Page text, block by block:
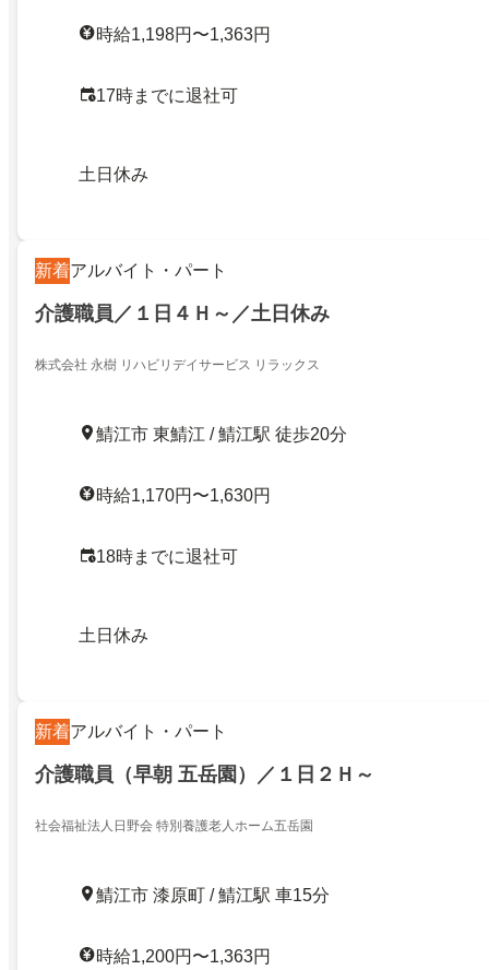
時給1,198円〜1,363円
17時までに退社可
土日休み
新着アルバイト・パート
介護職員／１日４Ｈ～／土日休み
株式会社 永樹 リハビリデイサービス リラックス
鯖江市 東鯖江 / 鯖江駅 徒歩20分
時給1,170円〜1,630円
18時までに退社可
土日休み
新着アルバイト・パート
介護職員（早朝 五岳園）／１日２Ｈ～
社会福祉法人日野会 特別養護老人ホーム五岳園
鯖江市 漆原町 / 鯖江駅 車15分
時給1,200円〜1,363円